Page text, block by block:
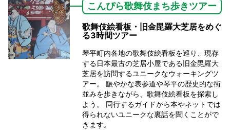
こんぴら歌舞伎まち歩きツアー
歌舞伎絵看板・旧金毘羅大芝居をめぐ
る3時間ツアー
琴平町内各地の歌舞伎絵看板を巡り、現存
する日本最古の芝居小屋である旧金毘羅大
芝居を訪問するユニークなウォーキングツ
アー。 賑やかな表参道や琴平の歴史的な街
並みを歩きながら、歌舞伎絵看板を探索し
よう。 同行するガイドから本やネットでは
得られないユニークな裏話を聞くことがで
きます。